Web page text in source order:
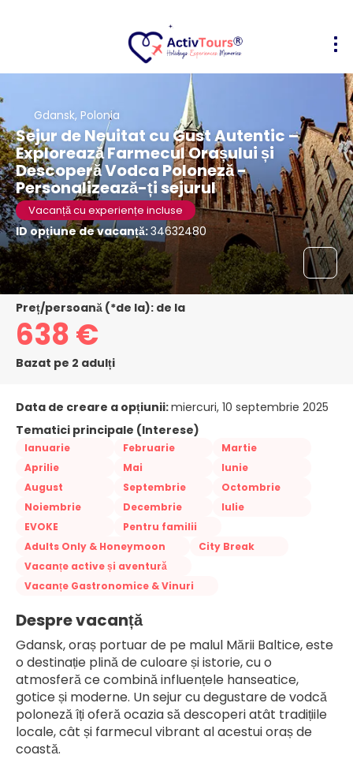
Gdansk, Polonia
Sejur de Neuitat cu Gust Autentic –
Explorează Farmecul Orașului și
Descoperă Vodca Poloneză -
Personalizează-ți sejurul
Vacanță cu experiențe incluse
ID opțiune de vacanță:34632480
Preț/persoană (*de la): de la
638 €
Bazat pe 2 adulți
Data de creare a opțiunii:miercuri, 10 septembrie 2025
Tematici principale (Interese)
Ianuarie Februarie
Martie
Aprilie
Mai
Iunie
August
Septembrie
Octombrie
Noiembrie
Decembrie
Iulie
EVOKE
Pentru familii
Adults Only & Honeymoon
City Break
Vacanțe active și aventură
Vacanțe Gastronomice & Vinuri
Despre vacanță
Gdansk, oraș portuar de pe malul Mării Baltice, este
o destinație plină de culoare și istorie, cu o
atmosferă ce combină influențele hanseatice,
gotice și moderne. Un sejur cu degustare de vodcă
poloneză îți oferă ocazia să descoperi atât tradițiile
locale, cât și farmecul vibrant al acestui oraș de
coastă.